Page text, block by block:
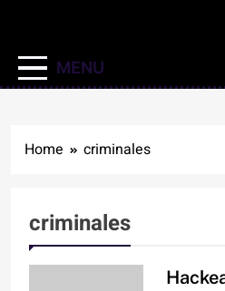
MENU
Home criminales
criminales